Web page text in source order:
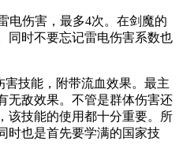
电伤害，最多4次。在剑魔的
同时不要忘记雷电伤害系数也
害技能，附带流血效果。最主
无敌效果。不管是群体伤害还
该技能的使用都十分重要。所
时也是首先要学满的国家技